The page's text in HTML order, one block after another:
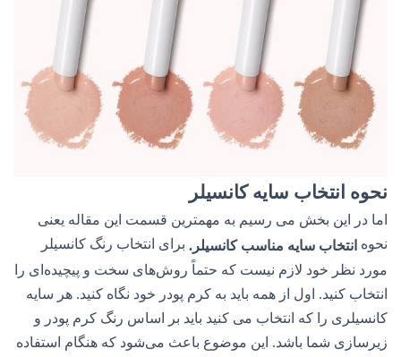
نحوه انتخاب سایه کانسیلر
اما در این بخش می رسیم به مهمترین قسمت این مقاله یعنی
نحوهانتخاب سایه مناسب کانسیلر. برای انتخاب رنگ کانسیلر
مورد نظر خود لازم نیست که حتماً روش‌های سخت و پیچیده‌ای را
انتخاب کنید. اول از همه باید به کرم پودر خود نگاه کنید. هر سایه
کانسیلری را که انتخاب می کنید باید بر اساس رنگ کرم پودر و
زیرسازی شما باشد. این موضوع باعث می‌شود که هنگام استفاده